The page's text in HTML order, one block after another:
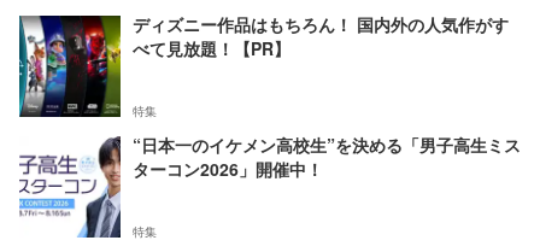
ディズニー作品はもちろん！ 国内外の人気作がす
べて見放題！【PR】
特集
“日本一のイケメン高校生”を決める「男子高生ミス
ターコン2026」開催中！
特集